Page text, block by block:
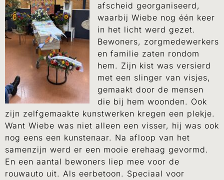
afscheid georganiseerd,
waarbij Wiebe nog één keer
in het licht werd gezet.
Bewoners, zorgmedewerkers
en familie zaten rondom
hem. Zijn kist was versierd
met een slinger van visjes,
gemaakt door de mensen
die bij hem woonden. Ook
zijn zelfgemaakte kunstwerken kregen een plekje.
Want Wiebe was niet alleen een visser, hij was ook
nog eens een kunstenaar. Na afloop van het
samenzijn werd er een mooie erehaag gevormd.
En een aantal bewoners liep mee voor de
rouwauto uit. Als eerbetoon. Speciaal voor